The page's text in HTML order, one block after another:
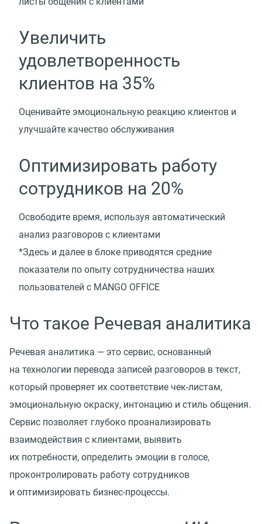
Увеличить
удовлетворенность
клиентов на 35%
Оценивайте эмоциональную реакцию клиентов и
улучшайте качество обслуживания
Оптимизировать работу
сотрудников на 20%
Освободите время, используя автоматический
анализ разговоров с клиентами
*Здесь и далее в блоке приводятся средние
показатели по опыту сотрудничества наших
пользователей с MANGO OFFICE
Что такое Речевая аналитика
Речевая аналитика — это сервис, основанный
на технологии перевода записей разговоров в текст,
который проверяет их соответствие чек-листам,
эмоциональную окраску, интонацию и стиль общения.
Сервис позволяет глубоко проанализировать
взаимодействия с клиентами, выявить
их потребности, определить эмоции в голосе,
проконтролировать работу сотрудников
и оптимизировать бизнес-процессы.